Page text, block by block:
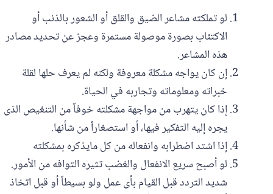
لو تملكته مشاعر الضيق والقلق أو الشعور بالذنب أو
الاكتئاب بصورة موصولة مستمرة وعجز عن تحديد مصادر
هذه المشاعر.
إن كان يواجه مشكلة معروفة ولكنه لم يعرف حلها لقلة
خبراته ومعلوماته وتجاربه في الحياة.
إذا كان يتهرب من مواجهة مشكلته خوفاً من التنغيص الذى
يجره إليه التفكير فيها، أو استصغاراً من شأنها.
إذا اشتد اضطرابه وانفعاله من كل مايذكره بمشكلته
لو أصبح سريع الانفعال والغضب تثيره التوافه من الأمور.
شديد التردد قبل القيام بأى عمل ولو بسيطاً أو قبل اتخاذ